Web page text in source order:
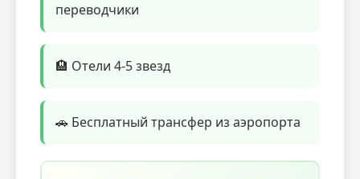
переводчики
🏨 Отели 4-5 звезд
🚗 Бесплатный трансфер из аэропорта